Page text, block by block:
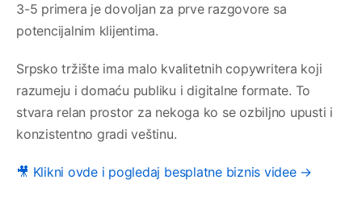
3-5 primera je dovoljan za prve razgovore sa
potencijalnim klijentima.
Srpsko tržište ima malo kvalitetnih copywritera koji
razumeju i domaću publiku i digitalne formate. To
stvara relan prostor za nekoga ko se ozbiljno upusti i
konzistentno gradi veštinu.
🎥 Klikni ovde i pogledaj besplatne biznis videe →